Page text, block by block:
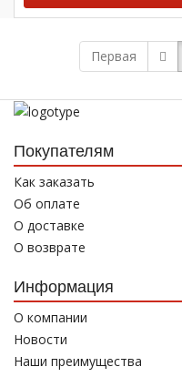
Первая
Покупателям
Как заказать
Об оплате
О доставке
О возврате
Информация
О компании
Новости
Наши преимущества